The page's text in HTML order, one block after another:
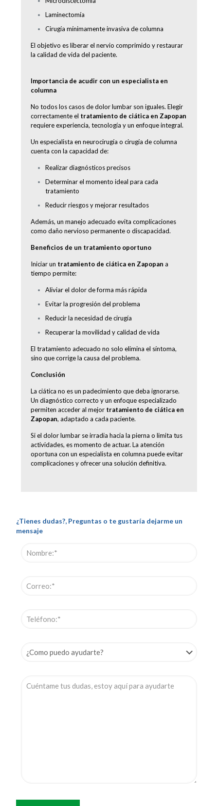
Laminectomía
Cirugía mínimamente invasiva de columna
El objetivo es liberar el nervio comprimido y restaurar
la calidad de vida del paciente.
Importancia de acudir con un especialista en
columna
No todos los casos de dolor lumbar son iguales. Elegir
correctamente el tratamiento de ciática en Zapopan
requiere experiencia, tecnología y un enfoque integral.
Un especialista en neurocirugía o cirugía de columna
cuenta con la capacidad de:
Realizar diagnósticos precisos
Determinar el momento ideal para cada
tratamiento
Reducir riesgos y mejorar resultados
Además, un manejo adecuado evita complicaciones
como daño nervioso permanente o discapacidad.
Beneficios de un tratamiento oportuno
Iniciar un tratamiento de ciática en Zapopan a
tiempo permite:
Aliviar el dolor de forma más rápida
Evitar la progresión del problema
Reducir la necesidad de cirugía
Recuperar la movilidad y calidad de vida
El tratamiento adecuado no solo elimina el síntoma,
sino que corrige la causa del problema.
Conclusión
La ciática no es un padecimiento que deba ignorarse.
Un diagnóstico correcto y un enfoque especializado
permiten acceder al mejor tratamiento de ciática en
Zapopan, adaptado a cada paciente.
Si el dolor lumbar se irradia hacia la pierna o limita tus
actividades, es momento de actuar. La atención
oportuna con un especialista en columna puede evitar
complicaciones y ofrecer una solución definitiva.
¿Tienes dudas?, Preguntas o te gustaría dejarme un
mensaje